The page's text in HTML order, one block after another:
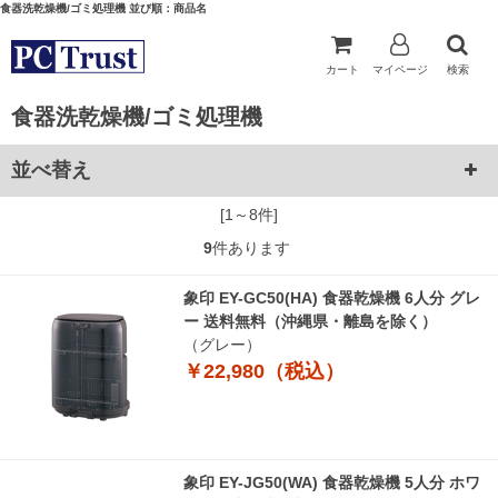
食器洗乾燥機/ゴミ処理機 並び順：商品名
カート マイページ 検索
食器洗乾燥機/ゴミ処理機
並べ替え
[1～8件]
9件あります
象印 EY-GC50(HA) 食器乾燥機 6人分 グレ
ー 送料無料（沖縄県・離島を除く）
（グレー）
￥22,980（税込）
象印 EY-JG50(WA) 食器乾燥機 5人分 ホワ